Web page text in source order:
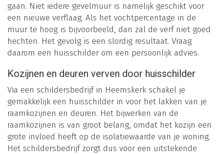
gaan. Niet iedere gevelmuur is namelijk geschikt voor
een nieuwe verflaag. Als het vochtpercentage in de
muur te hoog is bijvoorbeeld, dan zal de verf niet goed
hechten. Het gevolg is een slordig resultaat. Vraag
daarom een huisschilder om een persoonlijk advies.
Kozijnen en deuren verven door huisschilder
Via een schildersbedrijf in Heemskerk schakel je
gemakkelijk een huisschilder in voor het lakken van je
raamkozijnen en deuren. Het bijwerken van de
raamkozijnen is van groot belang, omdat het kozijn een
grote invloed heeft op de isolatiewaarde van je woning.
Het schildersbedrijf zorgt dus voor een uitstekende